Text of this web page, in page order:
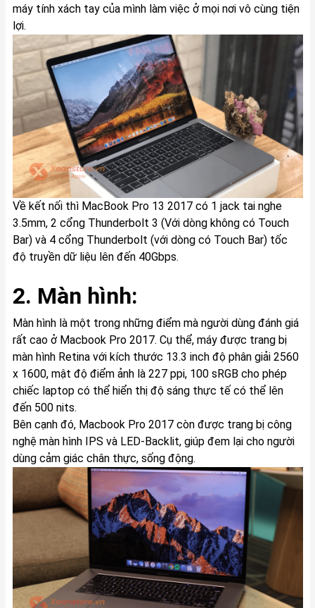
máy tính xách tay của mình làm việc ở mọi nơi vô cùng tiện
lợi.
Về kết nối thì MacBook Pro 13 2017 có 1 jack tai nghe
3.5mm, 2 cổng Thunderbolt 3 (Với dòng không có Touch
Bar) và 4 cổng Thunderbolt (với dòng có Touch Bar) tốc
độ truyền dữ liệu lên đến 40Gbps.
2. Màn hình:
Màn hình là một trong những điểm mà người dùng đánh giá
rất cao ở Macbook Pro 2017. Cụ thể, máy được trang bị
màn hình Retina với kích thước 13.3 inch độ phân giải 2560
x 1600, mật độ điểm ảnh là 227 ppi, 100 sRGB cho phép
chiếc laptop có thể hiển thị độ sáng thực tế có thể lên
đến 500 nits.
Bên cạnh đó, Macbook Pro 2017 còn được trang bị công
nghệ màn hình IPS và LED-Backlit, giúp đem lại cho người
dùng cảm giác chân thực, sống động.